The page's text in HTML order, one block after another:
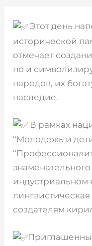
Этот день
исторической
отмечает
но и
народов, их
наследие.
В рамках
“Молодежь и
индустриальном
создателям